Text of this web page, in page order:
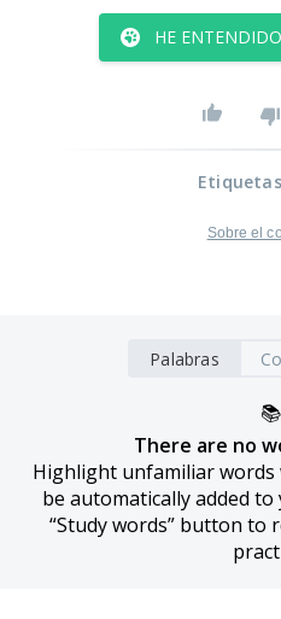
HE
Etiquetas
Sobre el
Palabras
📚
There are no
Highlight unfamiliar
be automatically added
“Study words” button